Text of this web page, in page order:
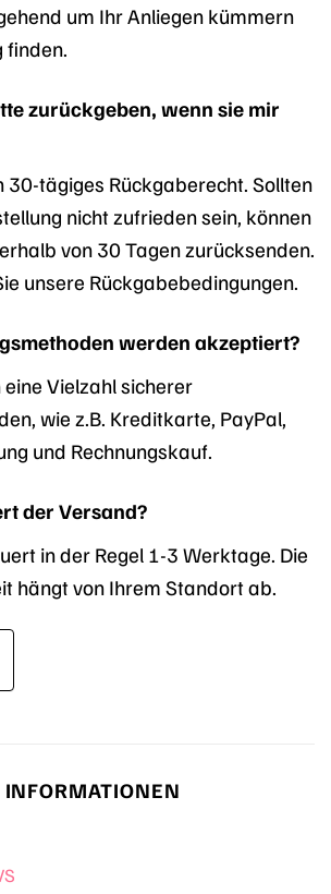
um Ihr Anliegen kümmern
finden.
zurückgeben, wenn sie mir
30-tägiges Rückgaberecht. Sollten
nicht zufrieden sein, können
von 30 Tagen zurücksenden.
unsere Rückgabebedingungen.
werden akzeptiert?
Vielzahl sicherer
wie z.B. Kreditkarte, PayPal,
und Rechnungskauf.
der Versand?
in der Regel 1-3 Werktage. Die
hängt von Ihrem Standort ab.